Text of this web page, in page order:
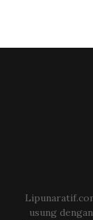
usung